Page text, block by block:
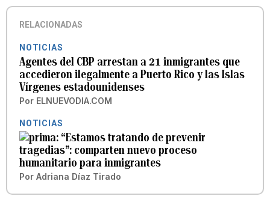
RELACIONADAS
NOTICIAS
Agentes del CBP arrestan a 21 inmigrantes que
accedieron ilegalmente a Puerto Rico y las Islas
Vírgenes estadounidenses
Por ELNUEVODIA.COM
NOTICIAS
“Estamos tratando de prevenir
tragedias”: comparten nuevo proceso
humanitario para inmigrantes
Por Adriana Díaz Tirado